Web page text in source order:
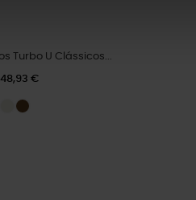
Turbo U Clássicos...
48,93 €